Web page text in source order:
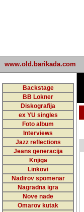
www.old.barikada.com
Backstage
BB Lokner
Diskografija
ex YU singles
Foto album
Interviews
Jazz reflections
Jeans generacija
Knjiga
Linkovi
Nadirov spomenar
Nagradna igra
Nove nade
Omarov kutak